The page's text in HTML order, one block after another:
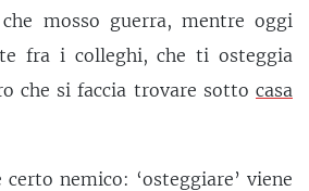
mosso guerra, mentre oggi
fra i colleghi, che ti osteggia
che si faccia trovare sotto casa
nemico: ‘osteggiare’ viene